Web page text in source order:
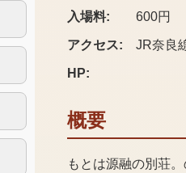
入場料: 600円
アクセス: JR奈良
HP:
概要
もとは源融の別荘